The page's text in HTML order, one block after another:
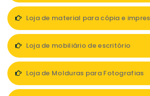
Loja de material para cópia e
Loja de mobiliário de escritório
Loja de Molduras para Fotografias